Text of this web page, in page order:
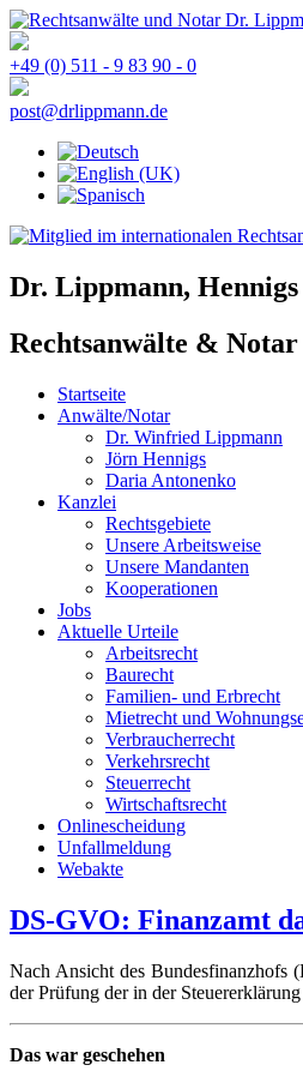
+49 (0) 511 - 9 83 90 - 0
post@drlippmann.de
Dr. Lippmann,
Rechtsanwälte & Notar
Startseite
Anwälte/Notar
Dr. Winfried Lippmann
Jörn Hennigs
Daria Antonenko
Kanzlei
Rechtsgebiete
Unsere Arbeitsweise
Unsere Mandanten
Kooperationen
Jobs
Aktuelle Urteile
Arbeitsrecht
Baurecht
Familien- und Erbrecht
Mietrecht und
Verbraucherrecht
Verkehrsrecht
Steuerrecht
Wirtschaftsrecht
Onlinescheidung
Unfallmeldung
Webakte
DS-GVO: Finanzamt
Nach Ansicht des Bundesfinanzhofs
der Prüfung der in der
Das war geschehen